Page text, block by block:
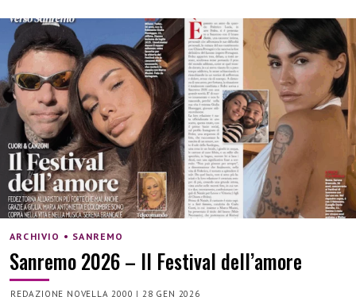
ARCHIVIO • SANREMO
Sanremo 2026 – Il Festival dell’amore
REDAZIONE NOVELLA 2000 |28 GEN 2026